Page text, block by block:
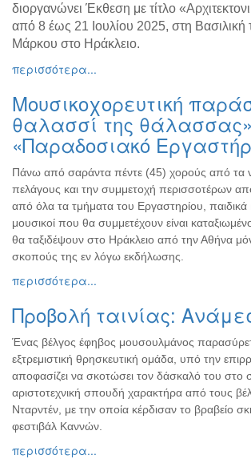
ΔΗΜΟΣ
ΠΟΛΙΤΙΣΜΟΣ
ΠΟΛΗ
διοργανώνει Έκθεση με τίτλο
από 8 έως 21 Ιουλίου 2025, στη Βασιλική
Μάρκου στο Ηράκλειο.
περισσότερα...
Μουσικοχορευτική
θαλασσί της
«Παραδοσιακό
Πάνω από σαράντα πέντε (45) χορούς από τα
πελάγους και την συμμετοχή περισσοτέρων
από όλα τα τμήματα του Εργαστηρίου, παιδικά
μουσικοί που θα συμμετέχουν είναι
θα ταξιδέψουν στο Ηράκλειο από την Αθήνα
σκοπούς της εν λόγω εκδήλωσης.
περισσότερα...
Προβολή ταινίας:
Ένας βέλγος έφηβος μουσουλμάνος
εξτρεμιστική θρησκευτική ομάδα, υπό την
αποφασίζει να σκοτώσει τον δάσκαλό του στο
αριστοτεχνική σπουδή χαρακτήρα από τους
Νταρντέν, με την οποία κέρδισαν το βραβείο
φεστιβάλ Καννών.
περισσότερα...